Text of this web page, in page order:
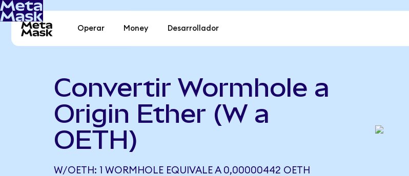
Operar Money Desarrollador
Convertir Wormhole a
Origin Ether (W a
OETH)
W/OETH: 1 WORMHOLE EQUIVALE A 0,00000442 OETH